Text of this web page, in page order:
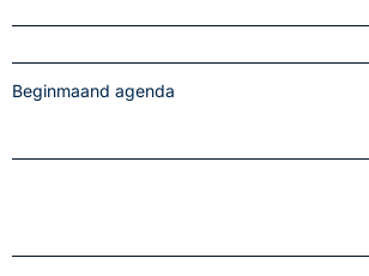
Beginmaand agenda